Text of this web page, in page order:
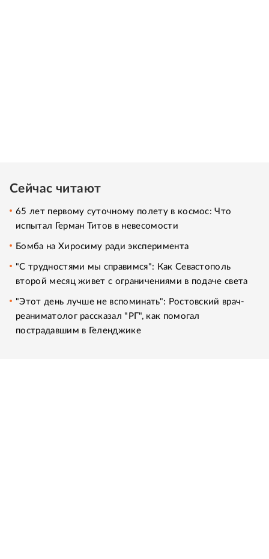
Сейчас читают
65 лет первому суточному полету в космос: Что
испытал Герман Титов в невесомости
Бомба на Хиросиму ради эксперимента
"С трудностями мы справимся": Как Севастополь
второй месяц живет с ограничениями в подаче света
"Этот день лучше не вспоминать": Ростовский врач-
реаниматолог рассказал "РГ", как помогал
пострадавшим в Геленджике